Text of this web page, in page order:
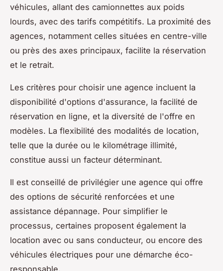
véhicules, allant des camionnettes aux poids
lourds, avec des tarifs compétitifs. La proximité des
agences, notamment celles situées en centre-ville
ou près des axes principaux, facilite la réservation
et le retrait.
Les critères pour choisir une agence incluent la
disponibilité d'options d'assurance, la facilité de
réservation en ligne, et la diversité de l'offre en
modèles. La flexibilité des modalités de location,
telle que la durée ou le kilométrage illimité,
constitue aussi un facteur déterminant.
Il est conseillé de privilégier une agence qui offre
des options de sécurité renforcées et une
assistance dépannage. Pour simplifier le
processus, certaines proposent également la
location avec ou sans conducteur, ou encore des
véhicules électriques pour une démarche éco-
responsable.